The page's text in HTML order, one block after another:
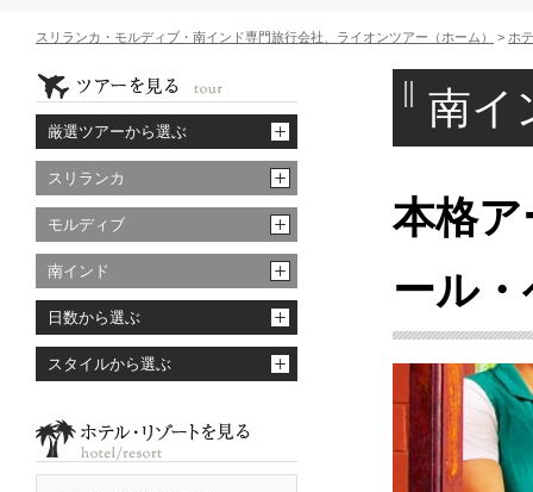
スリランカ・モルディブ・南インド専門旅行会社、ライオンツアー（ホーム） > ホ
南イ
本格
ール
厳選ツアーから選ぶ
スリランカ
モルディブ
南インド
日数から選ぶ
スタイルから選ぶ